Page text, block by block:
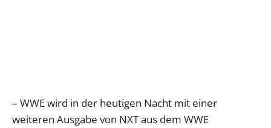
– WWE wird in der heutigen Nacht mit einer
weiteren Ausgabe von NXT aus dem WWE